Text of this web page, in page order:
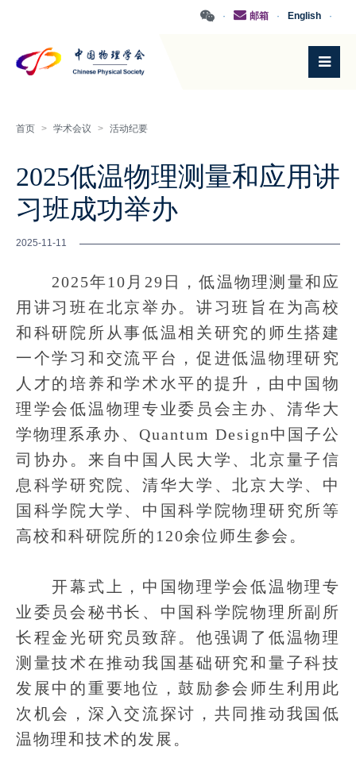
·
English
·
邮箱
·
首页 > 学术会议 > 活动纪要
2025低温物理测量和应用讲
习班成功举办
2025-11-11
2025年10月29日，低温物理测量和应
用讲习班在北京举办。讲习班旨在为高校
和科研院所从事低温相关研究的师生搭建
一个学习和交流平台，促进低温物理研究
人才的培养和学术水平的提升，由中国物
理学会低温物理专业委员会主办、清华大
学物理系承办、Quantum Design中国子公
司协办。来自中国人民大学、北京量子信
息科学研究院、清华大学、北京大学、中
国科学院大学、中国科学院物理研究所等
高校和科研院所的120余位师生参会。
开幕式上，中国物理学会低温物理专
业委员会秘书长、中国科学院物理所副所
长程金光研究员致辞。他强调了低温物理
测量技术在推动我国基础研究和量子科技
发展中的重要地位，鼓励参会师生利用此
次机会，深入交流探讨，共同推动我国低
温物理和技术的发展。